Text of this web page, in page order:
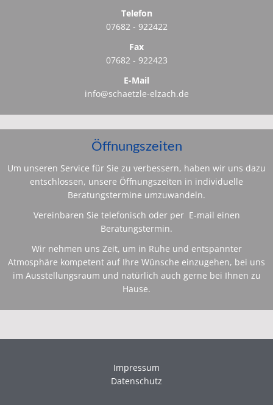
Telefon
07682 - 922422
Fax
07682 - 922423
E-Mail
info@schaetzle-elzach.de
Öffnungszeiten
Um unseren Service für Sie zu verbessern, haben wir uns dazu
entschlossen, unsere Öffnungszeiten in individuelle
Beratungstermine umzuwandeln.
Vereinbaren Sie telefonisch oder per E-mail einen
Beratungstermin.
Wir nehmen uns Zeit, um in Ruhe und entspannter
Atmosphäre kompetent auf Ihre Wünsche einzugehen, bei uns
im Ausstellungsraum und natürlich auch gerne bei Ihnen zu
Hause.
Impressum
Datenschutz